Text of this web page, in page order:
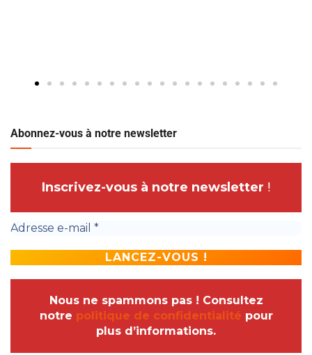
Abonnez-vous à notre newsletter
Inscrivez-vous à notre newsletter !
Nous ne spammons pas ! Consultez
notre politique de confidentialité pour
plus d’informations.